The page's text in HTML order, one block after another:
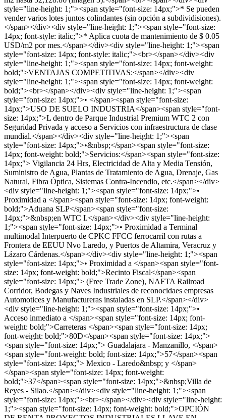
style="line-height: 1;"><span style="font-size: 14px;">* Se pueden
vender varios lotes juntos colindantes (sin opción a subdividisiones).
</span></div><div style="line-height: 1;"><span style="font-size:
14px; font-style: italic;">* Aplica cuota de mantenimiento de $ 0.05
USD/m2 por mes.</span></div><div style="line-height: 1;"><span
style="font-size: 14px; font-style: italic;"><br></span></div><div
style="line-height: 1;"><span style="font-size: 14px; font-weight:
bold;">VENTAJAS COMPETITIVAS:</span></div><div
style="line-height: 1;"><span style="font-size: 14px; font-weight:
bold;"><br></span></div><div style="line-height: 1;"><span
style="font-size: 14px;">• </span><span style="font-size:
14px;">USO DE SUELO INDUSTRIA</span><span style="font-
size: 14px;">L dentro de Parque Industrial Premium WTC 2 con
Seguridad Privada y acceso a Servicios con infraestructura de clase
mundial.</span></div><div style="line-height: 1;"><span
style="font-size: 14px;">•&nbsp;</span><span style="font-size:
14px; font-weight: bold;">Servicios:</span><span style="font-size:
14px;"> Vigilancia 24 Hrs, Electricidad de Alta y Media Tensión,
Suministro de Agua, Plantas de Tratamiento de Agua, Drenaje, Gas
Natural, Fibra Óptica, Sistemas Contra-Incendio, etc.</span></div>
<div style="line-height: 1;"><span style="font-size: 14px;">•
Proximidad a </span><span style="font-size: 14px; font-weight:
bold;">Aduana SLP</span><span style="font-size:
14px;">&nbsp;en WTC I.</span></div><div style="line-height:
1;"><span style="font-size: 14px;">• Proximidad a Terminal
multimodal Interpuerto de CPKC FFCC ferrocarril con rutas a
Frontera de EEUU Nvo Laredo, y Puertos de Altamira, Veracruz y
Lázaro Cárdenas.</span></div><div style="line-height: 1;"><span
style="font-size: 14px;">• Proximidad a </span><span style="font-
size: 14px; font-weight: bold;">Recinto Fiscal</span><span
style="font-size: 14px;"> (Free Trade Zone), NAFTA Railroad
Corridor, Bodegas y Naves Industriales de reconocidaes empresas
Automotices y Manufactureras instaladas en SLP.</span></div>
<div style="line-height: 1;"><span style="font-size: 14px;">•
Acceso inmediato a </span><span style="font-size: 14px; font-
weight: bold;">Carreteras </span><span style="font-size: 14px;
font-weight: bold;">80D</span><span style="font-size: 14px;">
<span style="font-size: 14px;"> Guadalajara - Manzanillo, </span>
<span style="font-weight: bold; font-size: 14px;">57</span><span
style="font-size: 14px;"> Mexico - Laredo&nbsp; y </span>
</span><span style="font-size: 14px; font-weight:
bold;">37</span><span style="font-size: 14px;">&nbsp;Villa de
Reyes - Silao.</span></div><div style="line-height: 1;"><span
style="font-size: 14px;"><br></span></div><div style="line-height:
1;"><span style="font-size: 14px; font-weight: bold;">OPCIÓN